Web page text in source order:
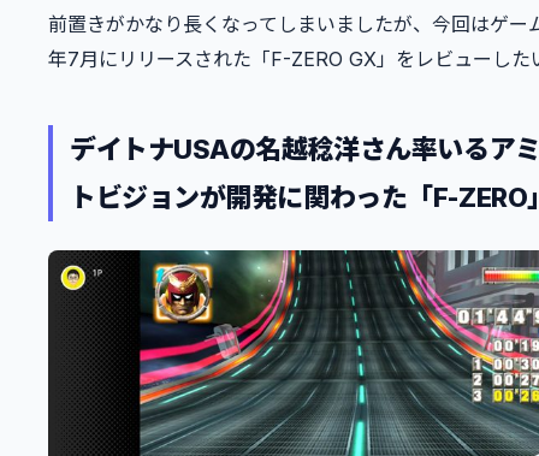
前置きがかなり長くなってしまいましたが、今回はゲー
年7月にリリースされた「F-ZERO GX」をレビューした
デイトナUSAの名越稔洋さん率いるア
トビジョンが開発に関わった「F-ZERO